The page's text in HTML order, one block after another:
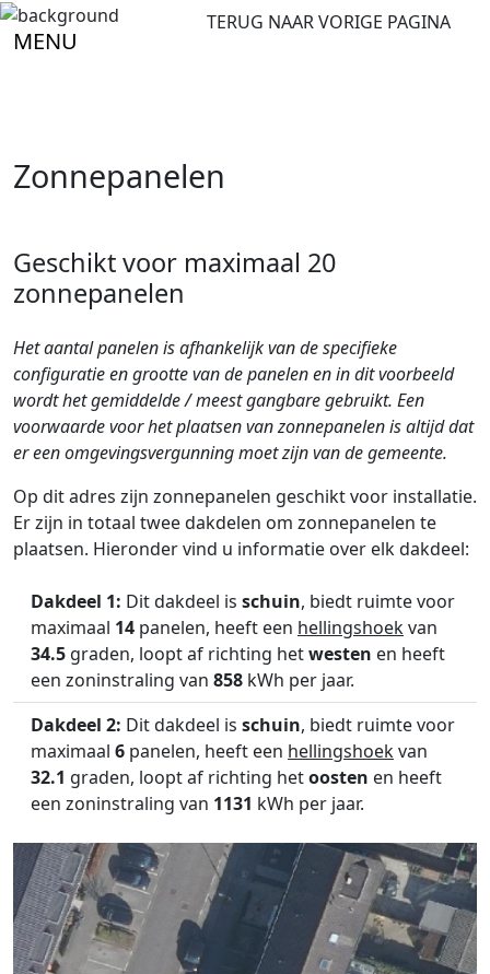
MENU
TERUG NAAR VORIGE PAGINA
Zonnepanelen
Geschikt voor maximaal 20
zonnepanelen
Het aantal panelen is afhankelijk van de specifieke
configuratie en grootte van de panelen en in dit voorbeeld
wordt het gemiddelde / meest gangbare gebruikt. Een
voorwaarde voor het plaatsen van zonnepanelen is altijd dat
er een omgevingsvergunning moet zijn van de gemeente.
Op dit adres zijn zonnepanelen geschikt voor installatie.
Er zijn in totaal twee dakdelen om zonnepanelen te
plaatsen. Hieronder vind u informatie over elk dakdeel:
Dakdeel 1: Dit dakdeel is schuin, biedt ruimte voor
maximaal 14 panelen, heeft een hellingshoekvan
34.5 graden, loopt af richting hetwesten en heeft
een zoninstraling van 858 kWh per jaar.
Dakdeel 2: Dit dakdeel is schuin, biedt ruimte voor
maximaal 6 panelen, heeft een hellingshoekvan
32.1 graden, loopt af richting hetoosten en heeft
een zoninstraling van 1131 kWh per jaar.